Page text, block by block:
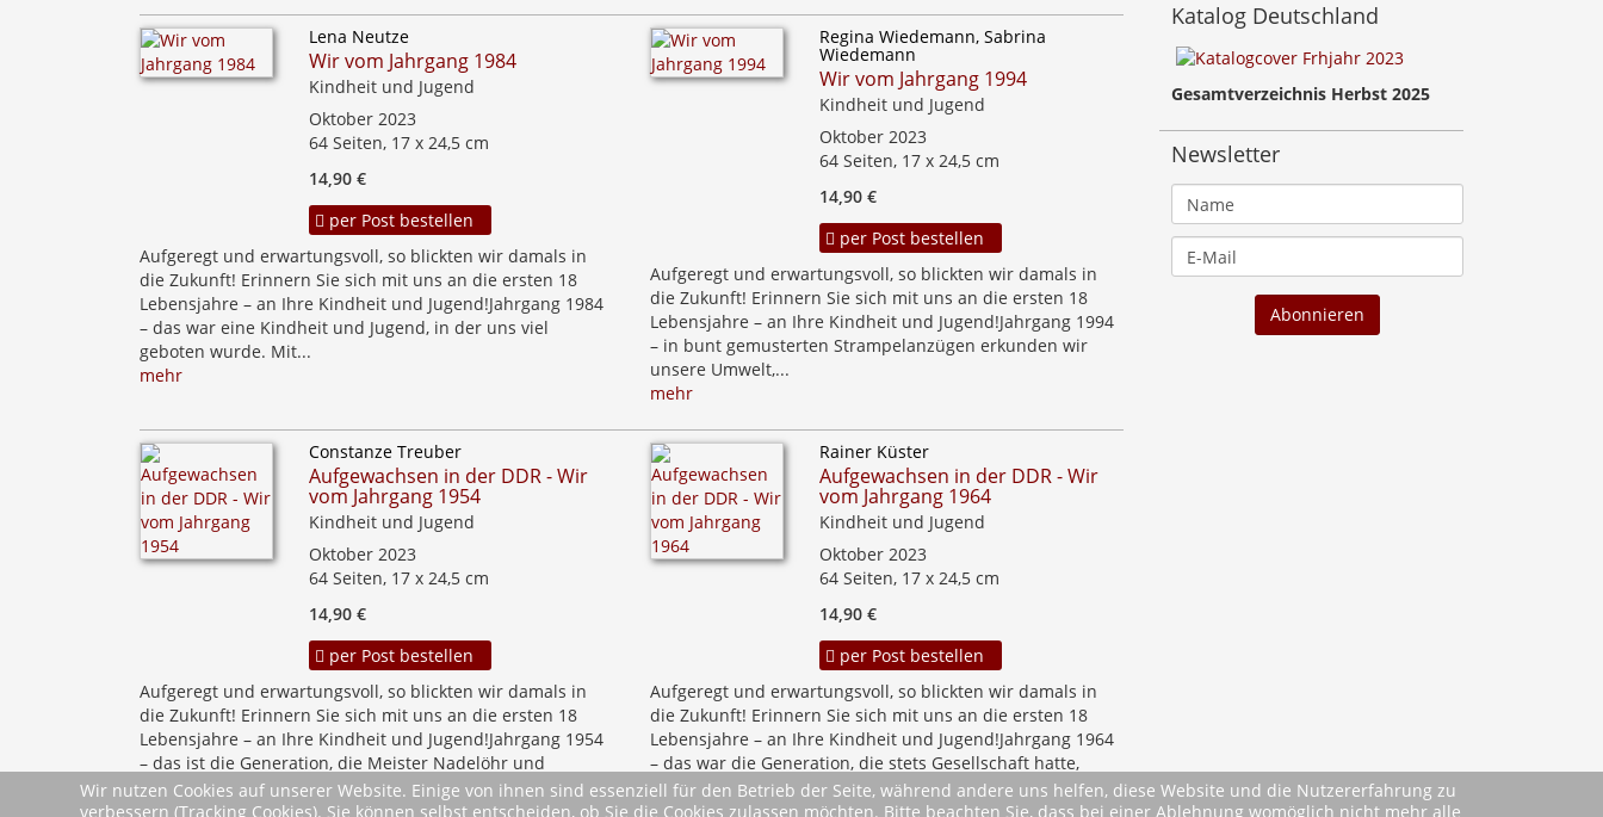
Lena Neutze
Wir vom Jahrgang 1984
Kindheit und Jugend
Oktober 2023
64 Seiten, 17 x 24,5 cm
14,90 €
per Post bestellen
Aufgeregt und erwartungsvoll, so blickten wir damals in
die Zukunft! Erinnern Sie sich mit uns an die ersten 18
Lebensjahre – an Ihre Kindheit und Jugend!Jahrgang 1984
– das war eine Kindheit und Jugend, in der uns viel
geboten wurde. Mit...
mehr
Regina Wiedemann, Sabrina
Wiedemann
Wir vom Jahrgang 1994
Kindheit und Jugend
Oktober 2023
64 Seiten, 17 x 24,5 cm
14,90 €
per Post bestellen
Aufgeregt und erwartungsvoll, so blickten wir damals in
die Zukunft! Erinnern Sie sich mit uns an die ersten 18
Lebensjahre – an Ihre Kindheit und Jugend!Jahrgang 1994
– in bunt gemusterten Strampelanzügen erkunden wir
unsere Umwelt,...
mehr
Constanze Treuber
Aufgewachsen in der DDR - Wir
vom Jahrgang 1954
Kindheit und Jugend
Oktober 2023
64 Seiten, 17 x 24,5 cm
14,90 €
per Post bestellen
Aufgeregt und erwartungsvoll, so blickten wir damals in
die Zukunft! Erinnern Sie sich mit uns an die ersten 18
Lebensjahre – an Ihre Kindheit und Jugend!Jahrgang 1954
– das ist die Generation, die Meister Nadelöhr und
Zuckerstangen...
mehr
Rainer Küster
Aufgewachsen in der DDR - Wir
vom Jahrgang 1964
Kindheit und Jugend
Oktober 2023
64 Seiten, 17 x 24,5 cm
14,90 €
per Post bestellen
Aufgeregt und erwartungsvoll, so blickten wir damals in
die Zukunft! Erinnern Sie sich mit uns an die ersten 18
Lebensjahre – an Ihre Kindheit und Jugend!Jahrgang 1964
– das war die Generation, die stets Gesellschaft hatte,
gehörte sie...
mehr
Katalog Deutschland
Gesamtverzeichnis Herbst 2025
Newsletter
Wir nutzen Cookies auf unserer Website. Einige von ihnen sind essenziell für den Betrieb der Seite, während andere uns helfen, diese Website und die Nutzererfahrung zu
verbessern (Tracking Cookies). Sie können selbst entscheiden, ob Sie die Cookies zulassen möchten. Bitte beachten Sie, dass bei einer Ablehnung womöglich nicht mehr alle